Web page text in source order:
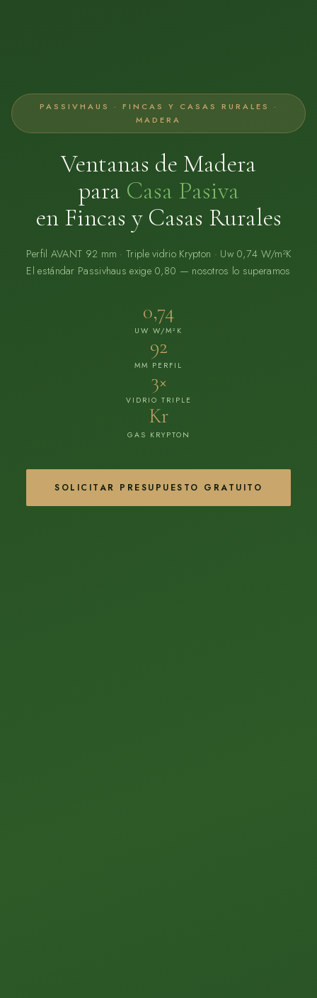
PASSIVHAUS · FINCAS Y CASAS RURALES ·
MADERA
Ventanas de Madera
para Casa Pasiva
en Fincas y Casas Rurales
Perfil AVANT 92 mm · Triple vidrio Krypton · Uw 0,74 W/m²K
El estándar Passivhaus exige 0,80 — nosotros lo superamos
0,74
UW W/M²K
92
MM PERFIL
3×
VIDRIO TRIPLE
Kr
GAS KRYPTON
SOLICITAR PRESUPUESTO GRATUITO